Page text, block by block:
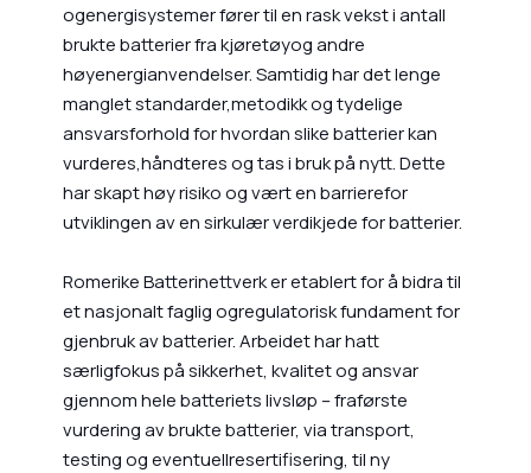
ogenergisystemer fører til en rask vekst i antall
brukte batterier fra kjøretøyog andre
høyenergianvendelser. Samtidig har det lenge
manglet standarder,metodikk og tydelige
ansvarsforhold for hvordan slike batterier kan
vurderes,håndteres og tas i bruk på nytt. Dette
har skapt høy risiko og vært en barrierefor
utviklingen av en sirkulær verdikjede for batterier.
Romerike Batterinettverk er etablert for å bidra til
et nasjonalt faglig ogregulatorisk fundament for
gjenbruk av batterier. Arbeidet har hatt
særligfokus på sikkerhet, kvalitet og ansvar
gjennom hele batteriets livsløp – fraførste
vurdering av brukte batterier, via transport,
testing og eventuellresertifisering, til ny